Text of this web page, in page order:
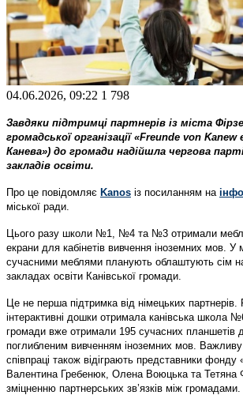
04.06.2026, 09:22 1 798
Завдяки підтримці партнерів із міста
громадської організації «Freunde von Kanew
Канева») до громади надійшла чергова
закладів освіти.
Про це повідомляє Kanos із посиланням на
міської ради.
Цього разу школи №1, №4 та №3 отримали меблі
екрани для кабінетів вивчення іноземних мов. У
сучасними меблями планують облаштують сім
закладах освіти Канівської громади.
Це не перша підтримка від німецьких партнерів.
інтерактивні дошки отримала канівська школа
громади вже отримали 195 сучасних планшетів
поглибленим вивченням іноземних мов. Важливу
співпраці також відіграють представники фонду
Валентина Гребенюк, Олена Воюцька та Тетяна
зміцненню партнерських зв’язків між громадами.